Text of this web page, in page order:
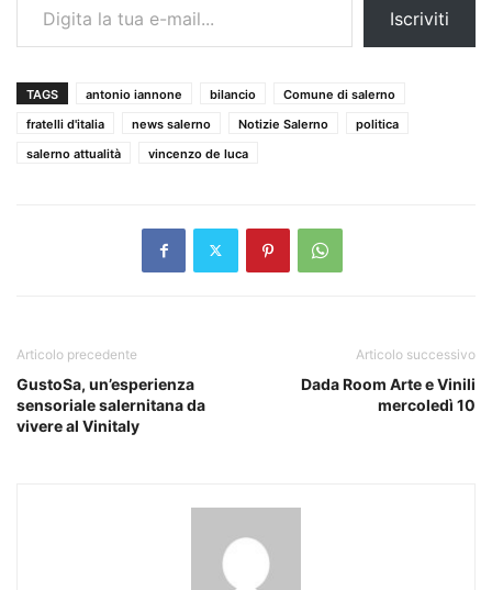
Iscriviti
TAGS antonio iannone bilancio
Comune di salerno
fratelli d'italia
news salerno Notizie Salerno
politica
salerno attualità
vincenzo de luca
Articolo precedente
GustoSa, un’esperienza
sensoriale salernitana da
vivere al Vinitaly
Articolo successivo
Dada Room Arte e Vinili
mercoledì 10